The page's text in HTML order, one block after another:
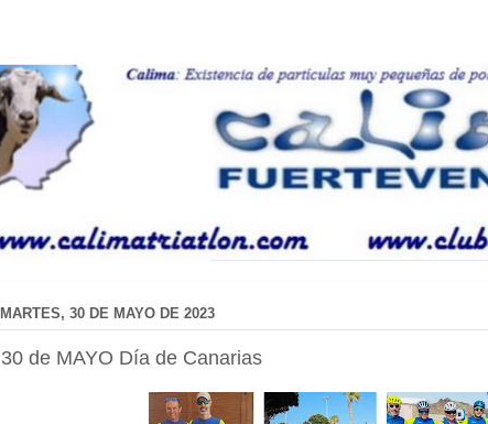
MARTES, 30 DE MAYO DE 2023
30 de MAYO Día de Canarias